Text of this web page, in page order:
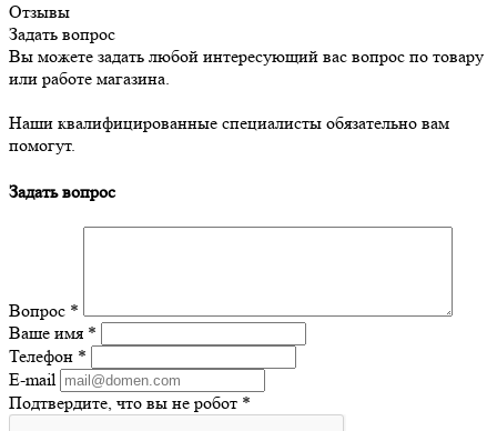
Отзывы
Задать вопрос
Вы можете задать любой интересующий вас вопрос по товару
или работе магазина.
Наши квалифицированные специалисты обязательно вам
помогут.
Задать вопрос
Вопрос *
Ваше имя *
Телефон *
E-mail
Подтвердите, что вы не робот *